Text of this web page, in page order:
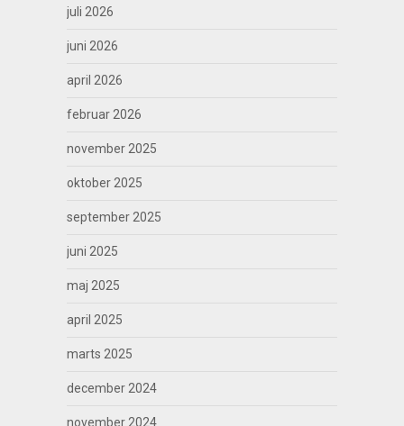
juli 2026
juni 2026
april 2026
februar 2026
november 2025
oktober 2025
september 2025
juni 2025
maj 2025
april 2025
marts 2025
december 2024
november 2024